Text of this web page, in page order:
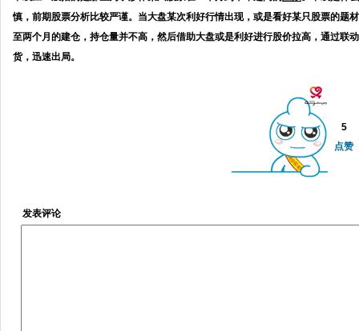
慎，前期股票分析比较严谨。当大盘某次利好行情出现，或是看好某只股票的题
至两个月的建仓，持仓量并不高，然后借助大盘或是利好进行股价拉高，通过联
货，迅速出局。
5
点赞
发表评论